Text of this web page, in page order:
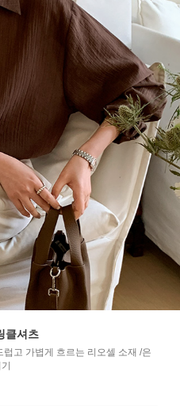
클셔츠
고 가볍게 흐르는 리오셀 소재 /은